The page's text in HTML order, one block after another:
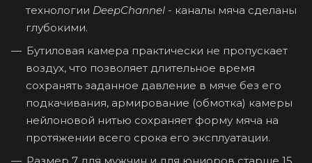
технологии DeepChannel - каналы мяча сделаны
глубокими.
Бутиловая камера практически не пропускает
воздух, что позволяет длительное время
сохранять заданное давление в мяче без его
подкачивания, армирование (обмотка) камеры
нейлоновой нитью сохраняет форму мяча на
протяжении всего срока его эксплуатации.